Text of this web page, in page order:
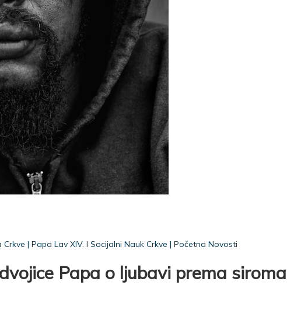
Crkve | Papa Lav XIV. I Socijalni Nauk Crkve | Početna Novosti
Papa o ljubavi prema